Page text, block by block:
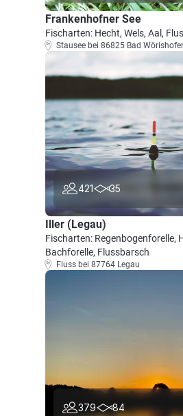
Frankenhofner See
Fischarten: Hecht, Wels, Aal,
Stausee bei 86825 Bad
421 35
Iller (Legau)
Fischarten: Regenbogenforelle,
Bachforelle, Flussbarsch
Fluss bei 87764 Legau
379 84